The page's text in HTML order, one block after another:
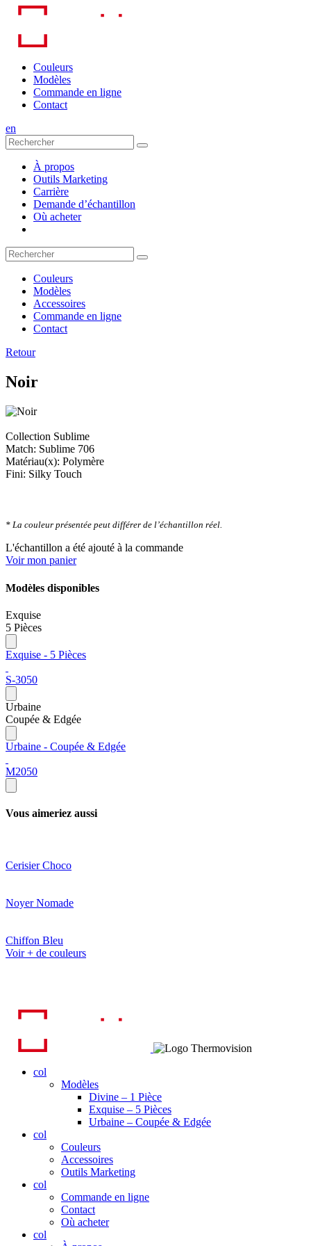
Skip
content
Couleurs
Modèles
Commande en ligne
Contact
en
À propos
Outils Marketing
Carrière
Demande d’échantillon
Où acheter
Couleurs
Modèles
Accessoires
Commande en ligne
Contact
Retour
Noir
Collection Sublime
Match: Sublime 706
Matériau(x): Polymère
Fini: Silky Touch
* La couleur présentée peut différer de l’échantillon réel.
L'échantillon a été ajouté à la commande
Voir mon panier
Modèles disponibles
Exquise
5 Pièces
Exquise - 5 Pièces
S-3050
Urbaine
Coupée & Edgée
Urbaine - Coupée & Edgée
M2050
Vous aimeriez aussi
Cerisier Choco
Noyer Nomade
Chiffon Bleu
Voir + de couleurs
col
Modèles
Divine – 1 Pièce
Exquise – 5 Pièces
Urbaine – Coupée & Edgée
col
Couleurs
Accessoires
Outils Marketing
col
Commande en ligne
Contact
Où acheter
col